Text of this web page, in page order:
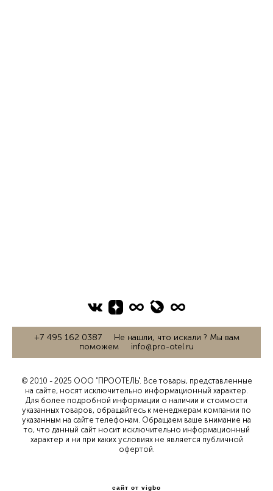
+7 495 162 0387 Не нашли, что искали ? Мы вам
поможем info@pro-otel.ru
© 2010 - 2025 ООО "ПРООТЕЛЬ". Все товары, представленные
на сайте, носят исключительно информационный характер.
Для более подробной информации о наличии и стоимости
указанных товаров, обращайтесь к менеджерам компании по
указанным на сайте телефонам. Обращаем ваше внимание на
то, что данный сайт носит исключительно информационный
характер и ни при каких условиях не является публичной
офертой.
сайт от vigbo